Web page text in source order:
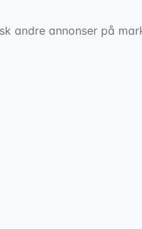
andre annonser på